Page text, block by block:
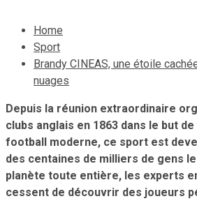
Home
Sport
Brandy CINEAS, une étoile
nuages
Depuis la réunion extraordinaire
clubs anglais en 1863 dans le but
football moderne, ce sport est
des centaines de milliers de gens
planète toute entière, les experts
cessent de découvrir des joueurs